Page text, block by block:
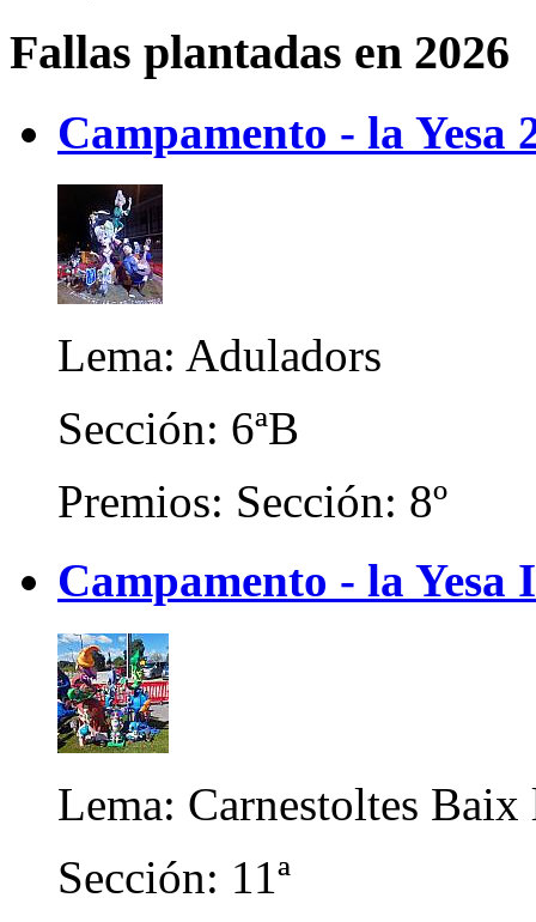
Fallas plantadas en 2026
Campamento - la Yesa
Lema: Aduladors
Sección: 6ªB
Premios: Sección: 8º
Campamento - la Yesa
Lema: Carnestoltes
Sección: 11ª